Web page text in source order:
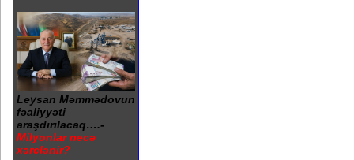
Leysan Məmmədovun
fəaliyyəti
araşdırılacaq….-
Milyonlar necə
xərclənir?